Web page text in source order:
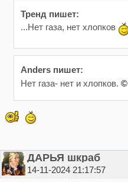
Тренд пишет:
...Нет газа, нет хлопков
Anders пишет:
Нет газа- нет и хлопков. ©
ДАРЬЯ шкраб
14-11-2024 21:17:57